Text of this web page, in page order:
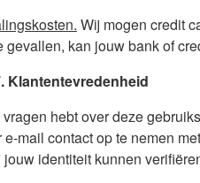
Wij mogen credit
gevallen, kan jouw bank of
Klantentevredenheid
hebt over deze
e-mail contact op te nemen
jouw identiteit kunnen